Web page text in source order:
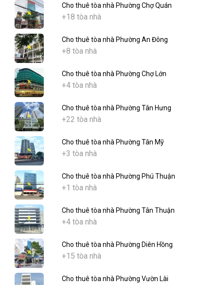
Cho thuê tòa nhà Phường Chợ Quán
+18 tòa nhà
Cho thuê tòa nhà Phường An Đông
+8 tòa nhà
Cho thuê tòa nhà Phường Chợ Lớn
+4 tòa nhà
Cho thuê tòa nhà Phường Tân Hưng
+22 tòa nhà
Cho thuê tòa nhà Phường Tân Mỹ
+3 tòa nhà
Cho thuê tòa nhà Phường Phú Thuận
+1 tòa nhà
Cho thuê tòa nhà Phường Tân Thuận
+4 tòa nhà
Cho thuê tòa nhà Phường Diên Hồng
+15 tòa nhà
Cho thuê tòa nhà Phường Vườn Lài